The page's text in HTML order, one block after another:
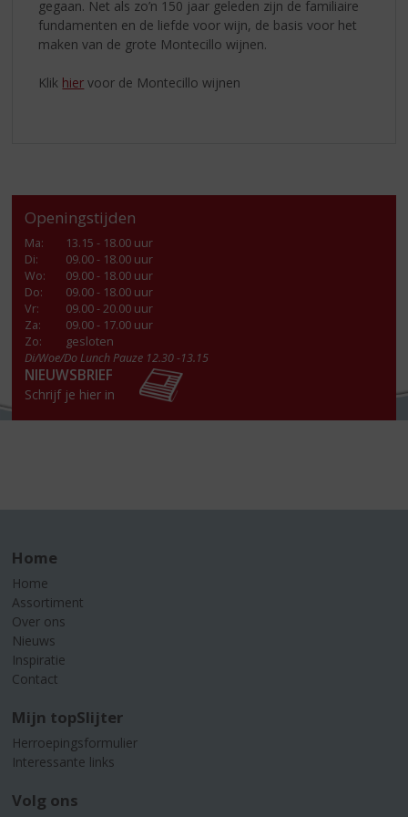
gegaan. Net als zo’n 150 jaar geleden zijn de familiaire
fundamenten en de liefde voor wijn, de basis voor het
maken van de grote Montecillo wijnen.
Klik hier voor de Montecillo wijnen
Openingstijden
Ma:
13.15 - 18.00 uur
Di:
09.00 - 18.00 uur
Wo:
09.00 - 18.00 uur
Do:
09.00 - 18.00 uur
Vr:
09.00 - 20.00 uur
Za:
09.00 - 17.00 uur
Zo:
gesloten
Di/Woe/Do Lunch Pauze 12.30 -13.15
NIEUWSBRIEF
Schrijf je hier in
Home
Home
Assortiment
Over ons
Nieuws
Inspiratie
Contact
Mijn topSlijter
Herroepingsformulier
Interessante links
Volg ons